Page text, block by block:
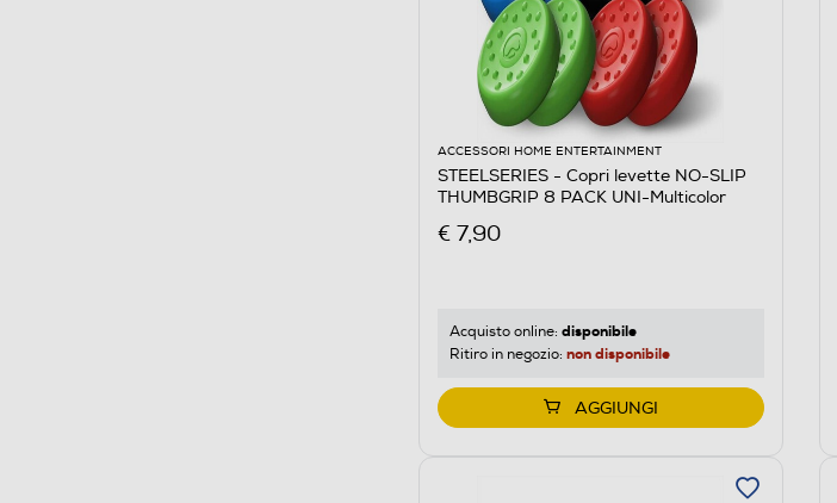
ACCESSORI HOME ENTERTAINMENT
STEELSERIES - Copri levette NO-SLIP
THUMBGRIP 8 PACK UNI-Multicolor
€ 7,90
Acquisto online: disponibile
Ritiro in negozio: non disponibile
AGGIUNGI